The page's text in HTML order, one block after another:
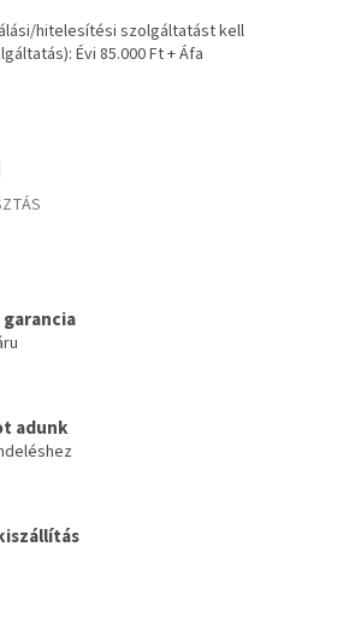
hitelesítési szolgáltatást kell
Évi 85.000 Ft + Áfa
adunk